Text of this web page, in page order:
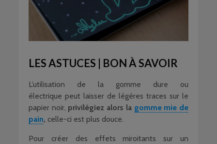
LES ASTUCES | BON À SAVOIR
L’utilisation de la gomme dure ou
électrique peut laisser de légères traces sur le
papier noir, privilégiez alors la gomme mie de
pain, celle-ci est plus douce.
Pour créer des effets miroitants sur un